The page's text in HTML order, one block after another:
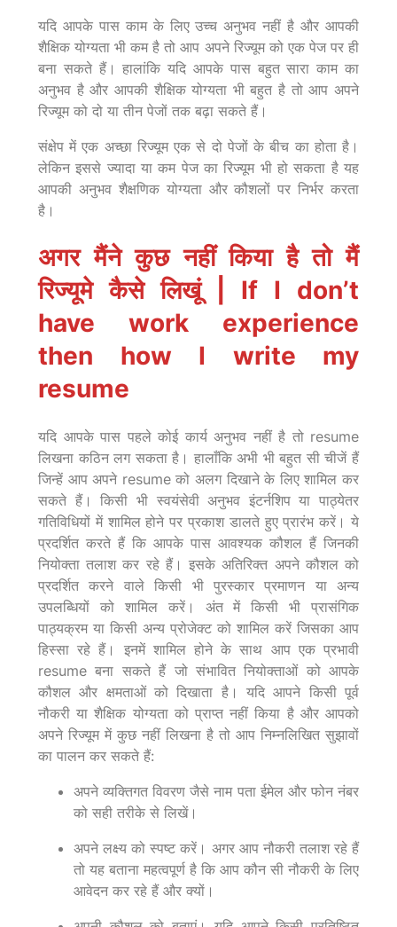
यदि आपके पास काम के लिए उच्च अनुभव नहीं है और आपकी
शैक्षिक योग्यता भी कम है तो आप अपने रिज्यूम को एक पेज पर ही
बना सकते हैं। हालांकि यदि आपके पास बहुत सारा काम का
अनुभव है और आपकी शैक्षिक योग्यता भी बहुत है तो आप अपने
रिज्यूम को दो या तीन पेजों तक बढ़ा सकते हैं।
संक्षेप में एक अच्छा रिज्यूम एक से दो पेजों के बीच का होता है।
लेकिन इससे ज्यादा या कम पेज का रिज्यूम भी हो सकता है यह
आपकी अनुभव शैक्षणिक योग्यता और कौशलों पर निर्भर करता
है।
अगर मैंने कुछ नहीं किया है तो मैं
रिज्यूमे कैसे लिखूं | If I don’t
have work experience
then how I write my
resume
यदि आपके पास पहले कोई कार्य अनुभव नहीं है तो resume
लिखना कठिन लग सकता है। हालाँकि अभी भी बहुत सी चीजें हैं
जिन्हें आप अपने resume को अलग दिखाने के लिए शामिल कर
सकते हैं। किसी भी स्वयंसेवी अनुभव इंटर्नशिप या पाठ्येतर
गतिविधियों में शामिल होने पर प्रकाश डालते हुए प्रारंभ करें। ये
प्रदर्शित करते हैं कि आपके पास आवश्यक कौशल हैं जिनकी
नियोक्ता तलाश कर रहे हैं। इसके अतिरिक्त अपने कौशल को
प्रदर्शित करने वाले किसी भी पुरस्कार प्रमाणन या अन्य
उपलब्धियों को शामिल करें। अंत में किसी भी प्रासंगिक
पाठ्यक्रम या किसी अन्य प्रोजेक्ट को शामिल करें जिसका आप
हिस्सा रहे हैं। इनमें शामिल होने के साथ आप एक प्रभावी
resume बना सकते हैं जो संभावित नियोक्ताओं को आपके
कौशल और क्षमताओं को दिखाता है। यदि आपने किसी पूर्व
नौकरी या शैक्षिक योग्यता को प्राप्त नहीं किया है और आपको
अपने रिज्यूम में कुछ नहीं लिखना है तो आप निम्नलिखित सुझावों
का पालन कर सकते हैं:
अपने व्यक्तिगत विवरण जैसे नाम पता ईमेल और फोन नंबर
को सही तरीके से लिखें।
अपने लक्ष्य को स्पष्ट करें। अगर आप नौकरी तलाश रहे हैं
तो यह बताना महत्वपूर्ण है कि आप कौन सी नौकरी के लिए
आवेदन कर रहे हैं और क्यों।